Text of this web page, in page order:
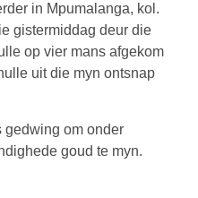
in Mpumalanga, kol.
gistermiddag deur die
op vier mans afgekom
uit die myn ontsnap
gedwing om onder
goud te myn.